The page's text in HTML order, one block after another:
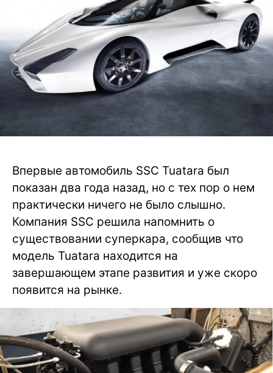
Впервые автомобиль SSC Tuatara был
показан два года назад, но с тех пор о нем
практически ничего не было слышно.
Компания SSC решила напомнить о
существовании суперкара, сообщив что
модель Tuatara находится на
завершающем этапе развития и уже скоро
появится на рынке.